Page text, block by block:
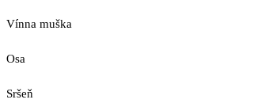
Vínna muška
Osa
Sršeň